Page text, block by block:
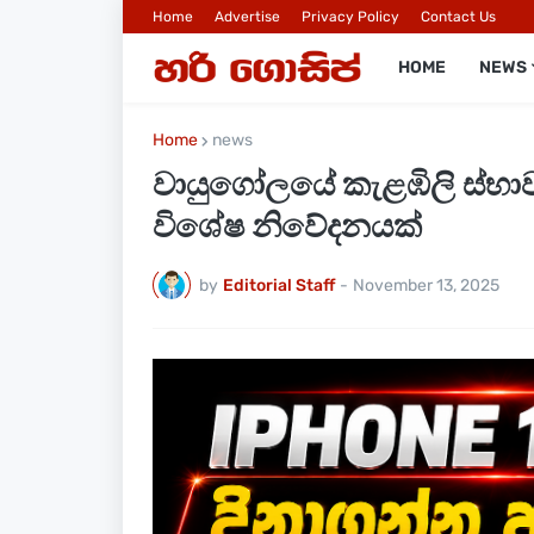
Home Advertise Privacy Policy Contact Us
HOME NEWS
Home news
වායුගෝලයේ කැළඹිලි
විශේෂ නිවේදනයක්
by Editorial Staff - November 13, 2025